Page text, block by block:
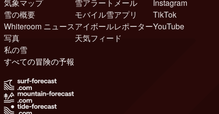
気象マップ
雪の概要
Whiteroom ニュース
写真
私の雪
雪アラートメール
モバイル雪アプリ
アイボールレポーター
天気フィード
Instagram
TikTok
YouTube
すべての冒険の予報